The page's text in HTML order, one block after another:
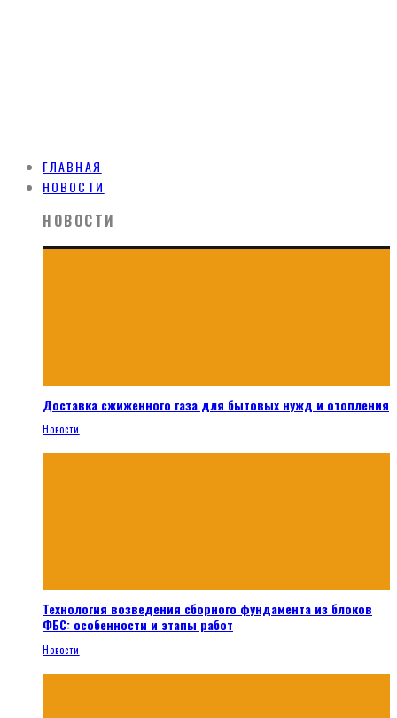
ГЛАВНАЯ
НОВОСТИ
НОВОСТИ
Доставка сжиженного газа для бытовых нужд и отопления
Новости
Технология возведения сборного фундамента из блоков
ФБС: особенности и этапы работ
Новости